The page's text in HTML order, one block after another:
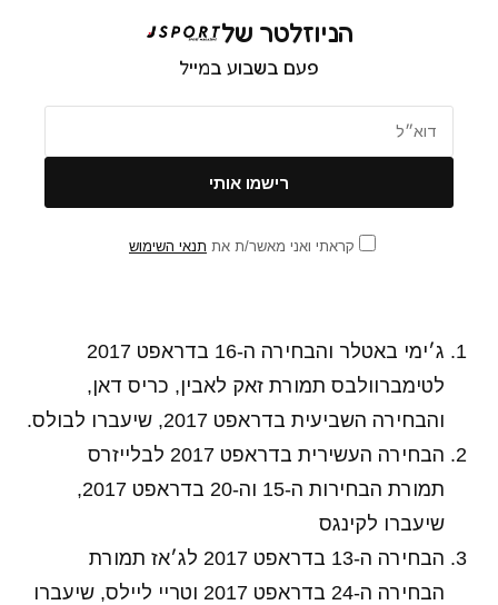
הניוזלטר של
פעם בשבוע במייל
קראתי ואני מאשר/ת את תנאי השימוש
ג׳ימי באטלר והבחירה ה-16 בדראפט 2017
לטימברוולבס תמורת זאק לאבין, כריס דאן,
והבחירה השביעית בדראפט 2017, שיעברו לבולס.
הבחירה העשירית בדראפט 2017 לבלייזרס
תמורת הבחירות ה-15 וה-20 בדראפט 2017,
שיעברו לקינגס
הבחירה ה-13 בדראפט 2017 לג׳אז תמורת
הבחירה ה-24 בדראפט 2017 וטריי ליילס, שיעברו